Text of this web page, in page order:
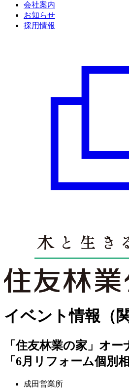
会社案内
お知らせ
採用情報
イベント情報（関
「住友林業の家」オー
「6月リフォーム個別
成田営業所